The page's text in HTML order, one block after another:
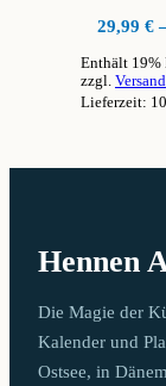
29,99 €
Enthält 19%
zzgl. Versand
Lieferzeit:
Die
können
auf
der
Hennen
Die Magie der
Kalender und
Ostsee, in